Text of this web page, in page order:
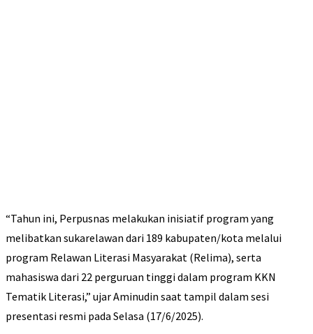
“Tahun ini, Perpusnas melakukan inisiatif program yang
melibatkan sukarelawan dari 189 kabupaten/kota melalui
program Relawan Literasi Masyarakat (Relima), serta
mahasiswa dari 22 perguruan tinggi dalam program KKN
Tematik Literasi,” ujar Aminudin saat tampil dalam sesi
presentasi resmi pada Selasa (17/6/2025).